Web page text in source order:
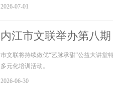
2026-07-01
内江市文联举办第八
市文联将持续做优“艺脉承甜”公益大讲堂
多元化培训活动。
2026-06-30